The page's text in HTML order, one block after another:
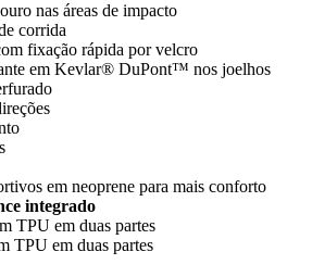
nas áreas de impacto
corrida
fixação rápida por velcro
em Kevlar® DuPont™ nos joelhos
em neoprene para mais conforto
integrado
TPU em duas partes
TPU em duas partes